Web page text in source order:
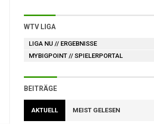
WTV LIGA
LIGA NU // ERGEBNISSE
MYBIGPOINT // SPIELERPORTAL
BEITRÄGE
AKTUELL MEIST GELESEN